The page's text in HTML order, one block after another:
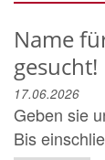
Name
gesucht!
17.06.2026
Geben sie
Bis